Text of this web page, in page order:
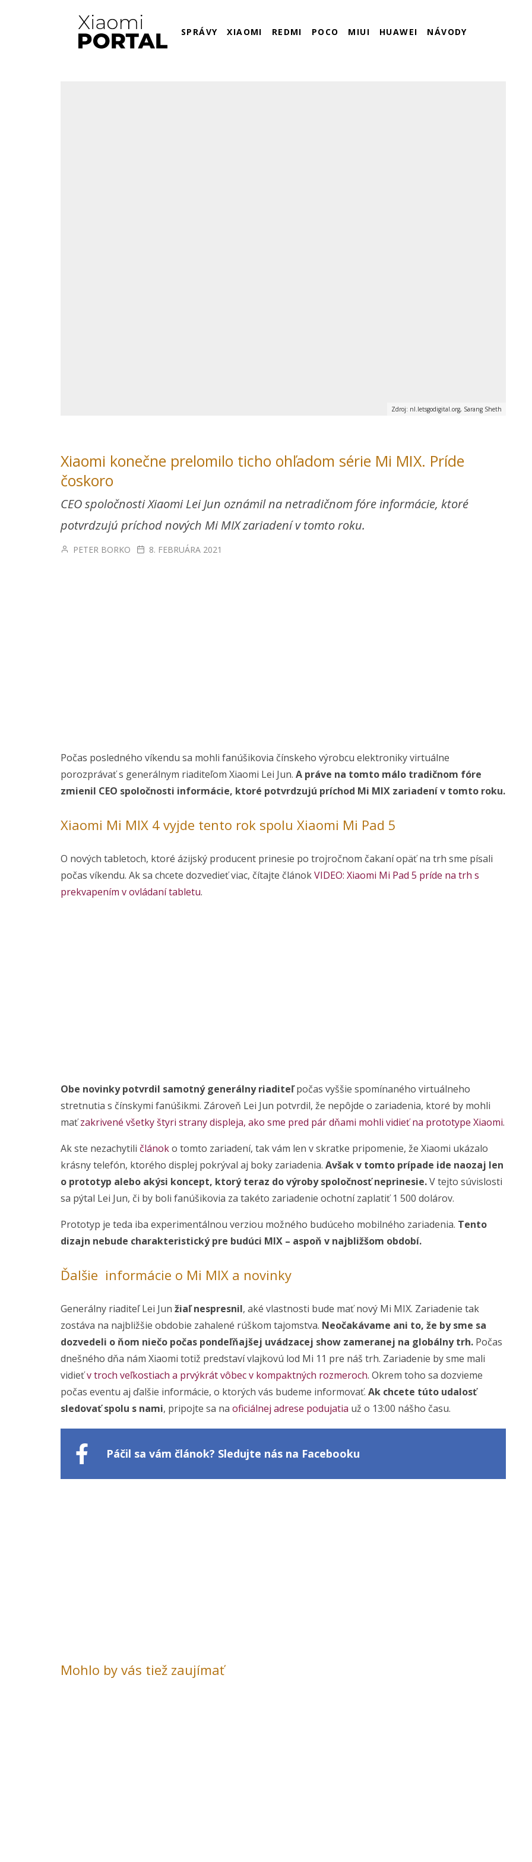
SPRÁVY XIAOMI REDMI POCO MIUI HUAWEI NÁVODY
Zdroj: nl.letsgodigital.org, Sarang Sheth
Xiaomi konečne prelomilo ticho ohľadom série Mi MIX. Príde
čoskoro
CEO spoločnosti Xiaomi Lei Jun oznámil na netradičnom fóre informácie, ktoré
potvrdzujú príchod nových Mi MIX zariadení v tomto roku.
PETER BORKO 8. FEBRUÁRA 2021
Počas posledného víkendu sa mohli fanúšikovia čínskeho výrobcu elektroniky virtuálne
porozprávať s generálnym riaditeľom Xiaomi Lei Jun. A práve na tomto málo tradičnom fóre
zmienil CEO spoločnosti informácie, ktoré potvrdzujú príchod Mi MIX zariadení v tomto roku.
Xiaomi Mi MIX 4 vyjde tento rok spolu Xiaomi Mi Pad 5
O nových tabletoch, ktoré ázijský producent prinesie po trojročnom čakaní opäť na trh sme písali
počas víkendu. Ak sa chcete dozvedieť viac, čítajte článokVIDEO: Xiaomi Mi Pad 5 príde na trh s
prekvapením v ovládaní tabletu.
Obe novinky potvrdil samotný generálny riaditeľpočas vyššie spomínaného virtuálneho
stretnutia s čínskymi fanúšikmi. Zároveň Lei Jun potvrdil, že nepôjde o zariadenia, ktoré by mohli
maťzakrivené všetky štyri strany displeja, ako sme pred pár dňami mohli vidieť na prototype Xiaomi.
Ak ste nezachytili článoko tomto zariadení, tak vám len v skratke pripomenie, že Xiaomi ukázalo
krásny telefón, ktorého displej pokrýval aj boky zariadenia. Avšak v tomto prípade ide naozaj len
o prototyp alebo akýsi koncept, ktorý teraz do výroby spoločnosť neprinesie.V tejto súvislosti
sa pýtal Lei Jun, či by boli fanúšikovia za takéto zariadenie ochotní zaplatiť 1 500 dolárov.
Prototyp je teda iba experimentálnou verziou možného budúceho mobilného zariadenia. Tento
dizajn nebude charakteristický pre budúci MIX – aspoň v najbližšom období.
Ďalšie informácie o Mi MIX a novinky
Generálny riaditeľ Lei Jun žiaľ nespresnil, aké vlastnosti bude mať nový Mi MIX. Zariadenie tak
zostáva na najbližšie obdobie zahalené rúškom tajomstva. Neočakávame ani to, že by sme sa
dozvedeli o ňom niečo počas pondeľňajšej uvádzacej show zameranej na globálny trh. Počas
dnešného dňa nám Xiaomi totiž predstaví vlajkovú lod Mi 11 pre náš trh. Zariadenie by sme mali
vidieťv troch veľkostiach a prvýkrát vôbec v kompaktných rozmeroch. Okrem toho sa dozvieme
počas eventu aj ďalšie informácie, o ktorých vás budeme informovať. Ak chcete túto udalosť
sledovať spolu s nami, pripojte sa na oficiálnej adrese podujatia už o 13:00 nášho času.
Páčil sa vám článok? Sledujte nás na Facebooku
Mohlo by vás tiež zaujímať